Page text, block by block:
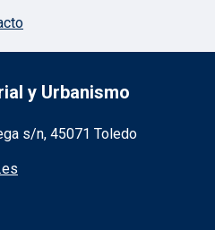
y Urbanismo
institución
s/n, 45071 Toledo